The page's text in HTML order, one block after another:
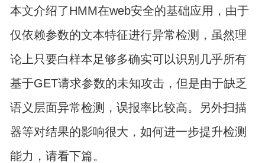
本文介绍了HMM在web安全的基础应用，由于
仅依赖参数的文本特征进行异常检测，虽然理
论上只要白样本足够多确实可以识别几乎所有
基于GET请求参数的未知攻击，但是由于缺乏
语义层面异常检测，误报率比较高。另外扫描
器等对结果的影响很大，如何进一步提升检测
能力，请看下篇。